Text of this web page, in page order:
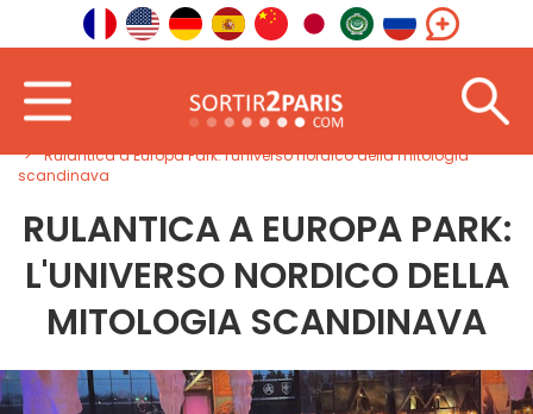
Rulantica a Europa Park: l'universo nordico della mitologia
scandinava
RULANTICA A EUROPA PARK:
L'UNIVERSO NORDICO DELLA
MITOLOGIA SCANDINAVA